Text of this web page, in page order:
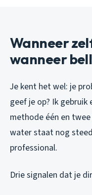
Wanneer
wanneer
Je kent het wel: je
geef je op? Ik gebruik
methode één en
water staat nog
professional.
Drie signalen dat je